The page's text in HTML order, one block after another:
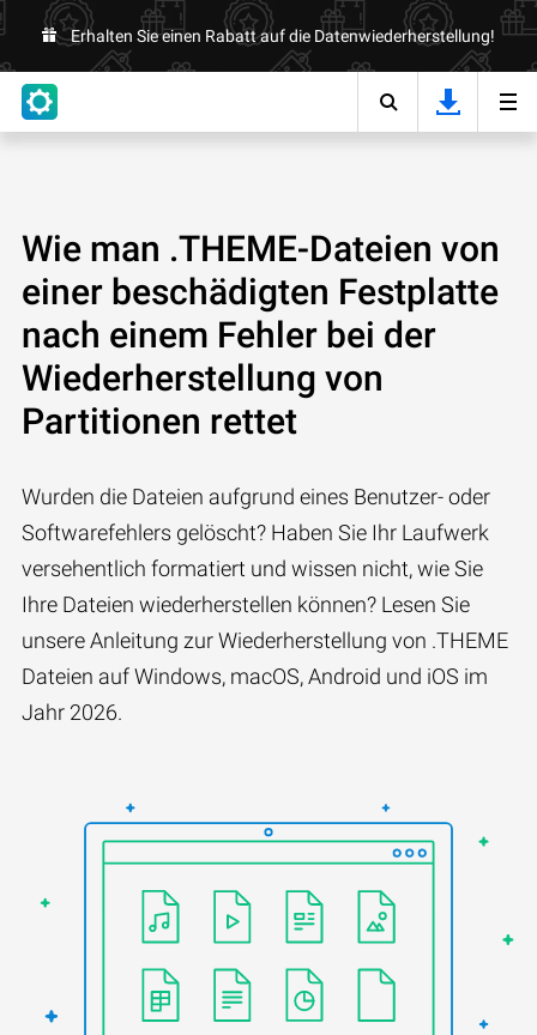
Erhalten Sie einen Rabatt auf die Datenwiederherstellung!
Wie man .THEME-Dateien von
einer beschädigten Festplatte
nach einem Fehler bei der
Wiederherstellung von
Partitionen rettet
Wurden die Dateien aufgrund eines Benutzer- oder
Softwarefehlers gelöscht? Haben Sie Ihr Laufwerk
versehentlich formatiert und wissen nicht, wie Sie
Ihre Dateien wiederherstellen können? Lesen Sie
unsere Anleitung zur Wiederherstellung von .THEME
Dateien auf Windows, macOS, Android und iOS im
Jahr 2026.